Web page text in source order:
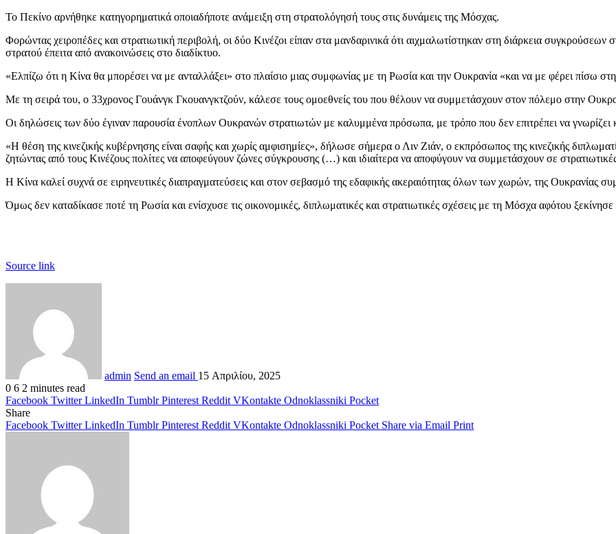
Το Πεκίνο αρνήθηκε κατηγορηματικά οποιαδήποτε ανάμειξη στη στρατολόγησή τους στις δυνάμεις της Μόσχας.
Φορώντας χειροπέδες και στρατιωτική περιβολή, οι δύο Κινέζοι είπαν στα μανδαρινικά ότι αιχμαλωτίστηκαν στη διάρκεια
στρατού έπειτα από ανακοινώσεις στο διαδίκτυο.
«Ελπίζω ότι η Κίνα θα μπορέσει να με ανταλλάξει» στο πλαίσιο μιας συμφωνίας με τη Ρωσία και την Ουκρανία «και να με φέρει πίσω
Με τη σειρά του, ο 33χρονος Γουάνγκ Γκουανγκτζούν, κάλεσε τους ομοεθνείς του που θέλουν να συμμετάσχουν στον πόλεμο στην
Οι δηλώσεις των δύο έγιναν παρουσία ένοπλων Ουκρανών στρατιωτών με καλυμμένα πρόσωπα, με τρόπο που δεν επιτρέπει να γνωρίζει
«Η θέση της κινεζικής κυβέρνησης είναι σαφής και χωρίς αμφισημίες», δήλωσε σήμερα ο Λιν Ζιάν, ο εκπρόσωπος της κινεζικής
ζητώντας από τους Κινέζους πολίτες να αποφεύγουν ζώνες σύγκρουσης (…) και ιδιαίτερα να αποφύγουν να συμμετάσχουν σε
Η Κίνα καλεί συχνά σε ειρηνευτικές διαπραγματεύσεις και στον σεβασμό της εδαφικής ακεραιότητας όλων των χωρών, της Ουκρανίας
Όμως δεν καταδίκασε ποτέ τη Ρωσία και ενίσχυσε τις οικονομικές, διπλωματικές και στρατιωτικές σχέσεις με τη Μόσχα αφότου
Source link
admin Send an email 15 Απριλίου, 2025
0 6 2 minutes read
Facebook Twitter LinkedIn Tumblr Pinterest Reddit VKontakte Odnoklassniki Pocket
Share
Facebook Twitter LinkedIn Tumblr Pinterest Reddit VKontakte Odnoklassniki Pocket Share via Email Print